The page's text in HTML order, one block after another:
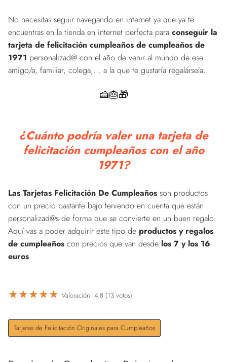
No necesitas seguir navegando en internet ya que ya te
encuentras en la tienda en internet perfecta para conseguir la
tarjeta de felicitación cumpleaños de cumpleaños de
1971 personalizad@ con el año de venir al mundo de ese
amigo/a, familiar, colega,... a la que te gustaría regalársela.
🍰🎂🎁
¿Cuánto podría valer una tarjeta de
felicitación cumpleaños con el año
1971?
Las Tarjetas Felicitación De Cumpleaños son productos
con un precio bastante bajo teniendo en cuenta que están
personalizad@s de forma que se convierte en un buen regalo.
Aquí vas a poder adquirir este tipo de productos y regalos
de cumpleaños con precios que van desde los 7 y los 16
euros.
★★★★★ Valoración: 4.8 (13 votos)
Tarjetas de Felicitación Originales para Cumpleaños